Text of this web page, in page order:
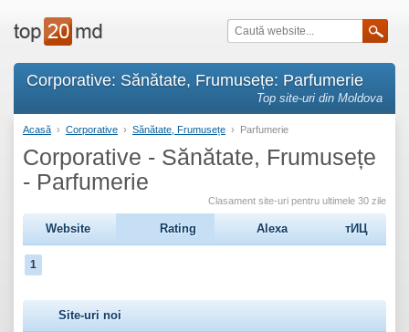
Corporative: Sănătate, Frumusețe: Parfumerie
Top site-uri din Moldova
Acasă › Corporative › Sănătate, Frumusețe › Parfumerie
Corporative - Sănătate, Frumusețe
- Parfumerie
Clasament site-uri pentru ultimele 30 zile
Website Rating Alexa тИЦ
1
Site-uri noi